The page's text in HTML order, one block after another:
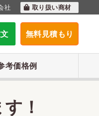
社 取り扱い商材
無料見積もり
考価格例
！